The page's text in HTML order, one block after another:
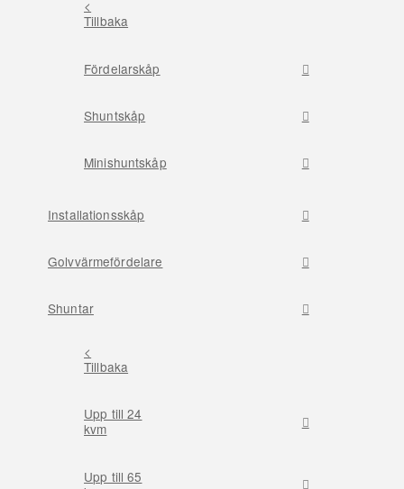
<
Tillbaka
Fördelarskåp
Shuntskåp
Minishuntskåp
Installationsskåp
Golvvärmefördelare
Shuntar
<
Tillbaka
Upp till 24
kvm
Upp till 65